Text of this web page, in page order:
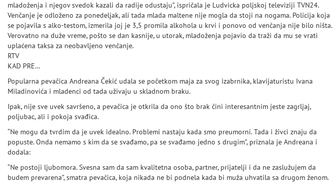
mladoženja i njegov svedok kazali da radije odustaju”, ispričala je Ludvicka poljskoj televiziji TVN24.
Venčanje je odloženo za ponedeljak, ali tada mlada maltene nije mogla da stoji na nogama. Policija koja
se pojavila s alko-testom, izmerila joj je 3,5 promila alkohola u krvi i ponovo od venčanja nije bilo ništa.
Verovatno na duže vreme, pošto se dan kasnije, u utorak, mladoženja pojavio da traži da mu se vrati
uplaćena taksa za neobavljeno venčanje.
RTV
KAD PRE…
Popularna pevačica Andreana Čekić udala se početkom maja za svog izabrnika, klavijaturistu Ivana
Miladinovića i mladenci od tada uživaju u skladnom braku.
Ipak, nije sve uvek savršeno, a pevačica je otkrila da ono što brak čini interesantnim jeste zagrljaj,
poljubac, ali i pokoja svađica.
“Ne mogu da tvrdim da je uvek idealno. Problemi nastaju kada smo preumorni. Tada i živci znaju da
popuste. Onda nemamo s kim da se svađamo, pa se svađamo jedno s drugim”, priznala je Andreana i
dodala:
“Ne postoji ljubomora. Svesna sam da sam kvalitetna osoba, partner, prijatelji i da ne zaslužujem da
budem prevarena”, smatra pevačica, koja nikada ne bi podnela kada bi muža uhvatila sa drugom ženom.